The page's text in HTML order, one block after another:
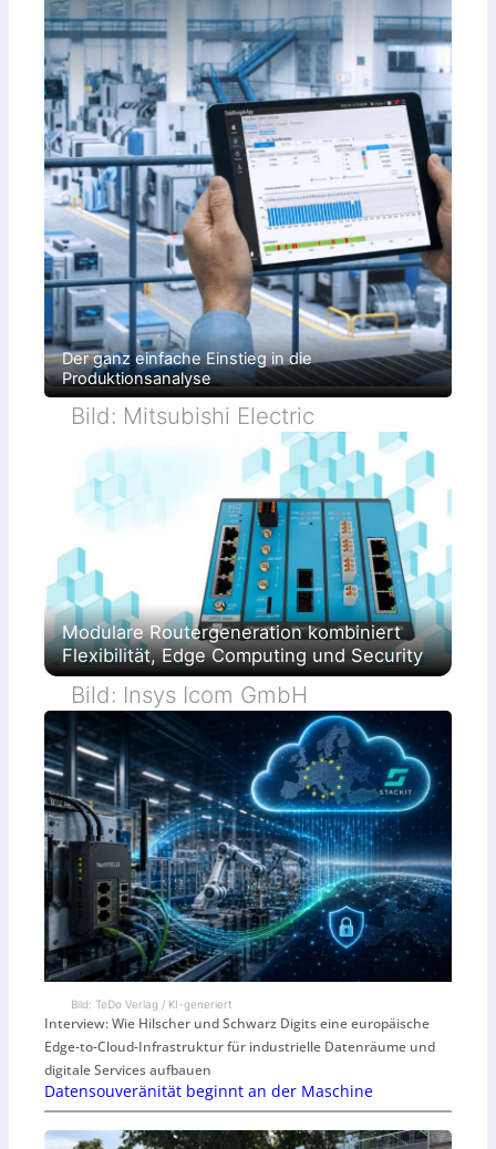
Der ganz einfache Einstieg in die
Produktionsanalyse
Bild: Mitsubishi Electric
Modulare Routergeneration kombiniert
Flexibilität, Edge Computing und Security
Bild: Insys Icom GmbH
Bild: TeDo Verlag / KI-generiert
Interview: Wie Hilscher und Schwarz Digits eine europäische
Edge-to-Cloud-Infrastruktur für industrielle Datenräume und
digitale Services aufbauen
Datensouveränität beginnt an der Maschine